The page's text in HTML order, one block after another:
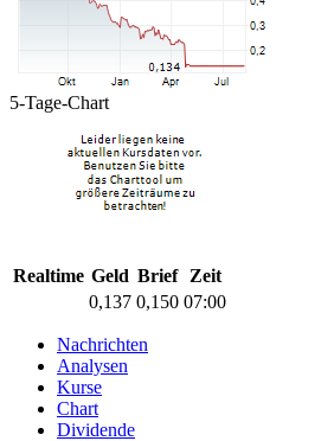
5-Tage-Chart
Realtime Geld Brief
Zeit
0,137 0,150 07:00
Nachrichten
Analysen
Kurse
Chart
Dividende